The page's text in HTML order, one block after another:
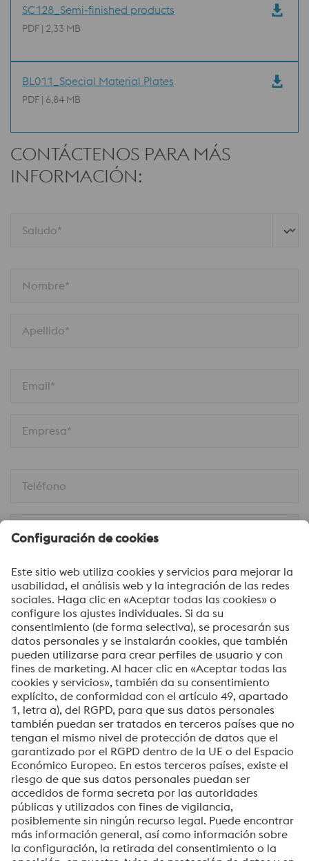
SC128_Semi-finished products
PDF | 2,33 MB
BL011_Special Material Plates
PDF | 6,84 MB
CONTÁCTENOS PARA MÁS
INFORMACIÓN:
Saludo*
Nombre*
Apellido*
Email*
Empresa*
Teléfono
Móvil
En la calle
Código postal
Su mensaje*
Sí, me gustaría recibir ocasionalmente información,
invitaciones y otras comunicaciones relevantes.
Enviar
Verificación Anti-Robot